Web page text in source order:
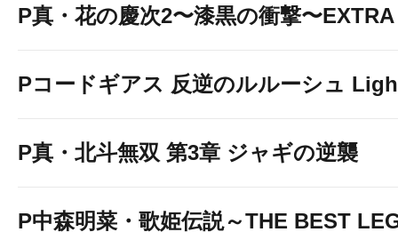
P真・花の慶次2〜漆黒の衝撃〜
Pコードギアス 反逆のルルーシュ
P真・北斗無双 第3章 ジャギの逆襲
P中森明菜・歌姫伝説～THE BEST